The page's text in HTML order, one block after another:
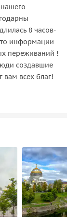
8 часов-
информации
переживаний !
создавшие
вам всех благ!